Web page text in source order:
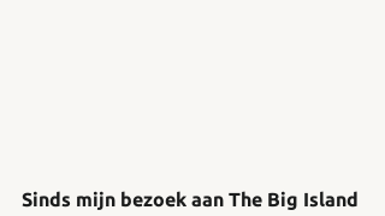
Sinds mijn bezoek aan The Big Island